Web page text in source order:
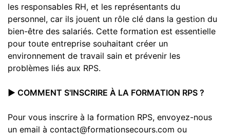
les responsables RH, et les représentants du
personnel, car ils jouent un rôle clé dans la gestion du
bien-être des salariés. Cette formation est essentielle
pour toute entreprise souhaitant créer un
environnement de travail sain et prévenir les
problèmes liés aux RPS.
▶️ COMMENT S'INSCRIRE À LA FORMATION RPS ?
Pour vous inscrire à la formation RPS, envoyez-nous
un email à contact@formationsecours.com ou